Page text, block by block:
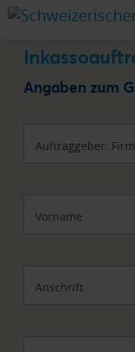
Angaben zum
Auftraggeber:
Vorname
Anschrift